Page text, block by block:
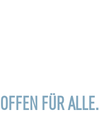
OFFEN FÜR ALLE.